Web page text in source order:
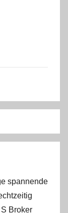
spannende
Broker